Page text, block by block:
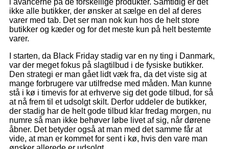
i avancerne på de forskellige produkter. Samtidig er det
ikke alle butikker, der ønsker at sælge en del af deres
varer med tab. Det ser man nok kun hos de helt store
butikker og kæder og for det meste kun på helt bestemte
varer.
I starten, da Black Friday stadig var en ny ting i Danmark,
var der meget fokus på slagtilbud i de fysiske butikker.
Den strategi er man gået lidt væk fra, da det viste sig at
mange forbrugere var utilfredse med måden. Man kunne
stå i kø i timevis for at erhverve sig det gode tilbud, for så
at nå frem til et udsolgt skilt. Derfor uddeler de butikker,
der stadig har de helt gode tilbud klar fredag morgen, nu
numre så man ikke behøver løbe livet af sig, når dørene
åbner. Det betyder også at man med det samme får at
vide, at man er kommet for sent i kø, hvis den vare man